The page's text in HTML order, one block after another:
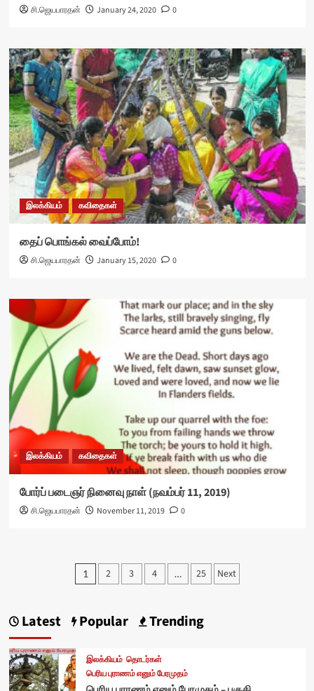
சி.ஜெயபாரதன் January 24, 2020 0
இலக்கியம் கவிதைகள்
தைப் பொங்கல் வைப்போம்!
சி.ஜெயபாரதன் January 15, 2020 0
இலக்கியம் கவிதைகள்
போர்ப் படைஞர் நினைவு நாள் (நவம்பர் 11, 2019)
சி.ஜெயபாரதன் November 11, 2019 0
Posts
1 2 3 4 … 25 Next
Latest Popular Trending
இலக்கியம் தொடர்கள்
பெரிய புராணம் எனும் பேரமுதம்